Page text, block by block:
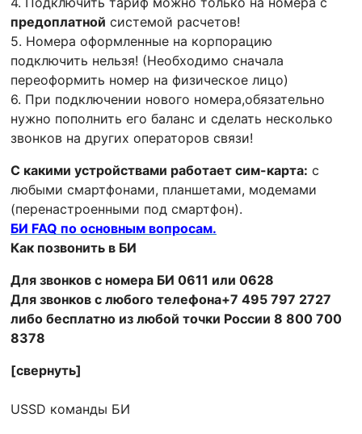
предоплатной системой расчетов!
5. Номера оформленные на корпорацию
подключить нельзя! (Необходимо сначала
переоформить номер на физическое лицо)
6. При подключении нового номера,обязательно
нужно пополнить его баланс и сделать несколько
звонков на других операторов связи!
С какими устройствами работает сим-карта: с
любыми смартфонами, планшетами, модемами
(перенастроенными под смартфон).
БИ FAQ по основным вопросам.
Как позвонить в БИ
Для звонков с номера БИ 0611 или 0628
Для звонков с любого телефона+7 495 797 2727
либо бесплатно из любой точки России 8 800 700
8378
[свернуть]
USSD команды БИ